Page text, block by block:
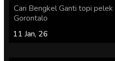
11 Jan, 26
Cari Bengkel Ganti topi
Gorontalo